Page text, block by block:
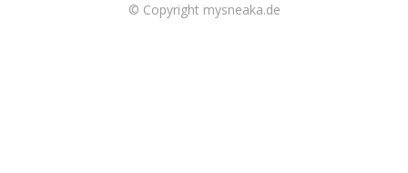
© Copyright mysneaka.de